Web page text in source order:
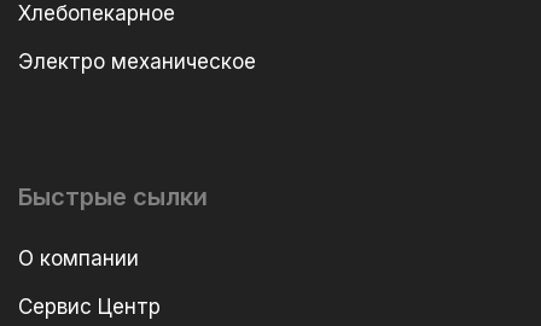
Хлебопекарное
Электро механическое
Быстрые сылки
О компании
Сервис Центр